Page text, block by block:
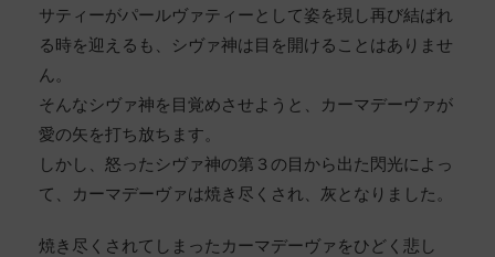
サティーがパールヴァティーとして姿を現し再び結ばれ
る時を迎えるも、シヴァ神は目を開けることはありませ
ん。
そんなシヴァ神を目覚めさせようと、カーマデーヴァが
愛の矢を打ち放ちます。
しかし、怒ったシヴァ神の第３の目から出た閃光によっ
て、カーマデーヴァは焼き尽くされ、灰となりました。
焼き尽くされてしまったカーマデーヴァをひどく悲し